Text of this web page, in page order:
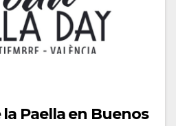
Paella en Buenos